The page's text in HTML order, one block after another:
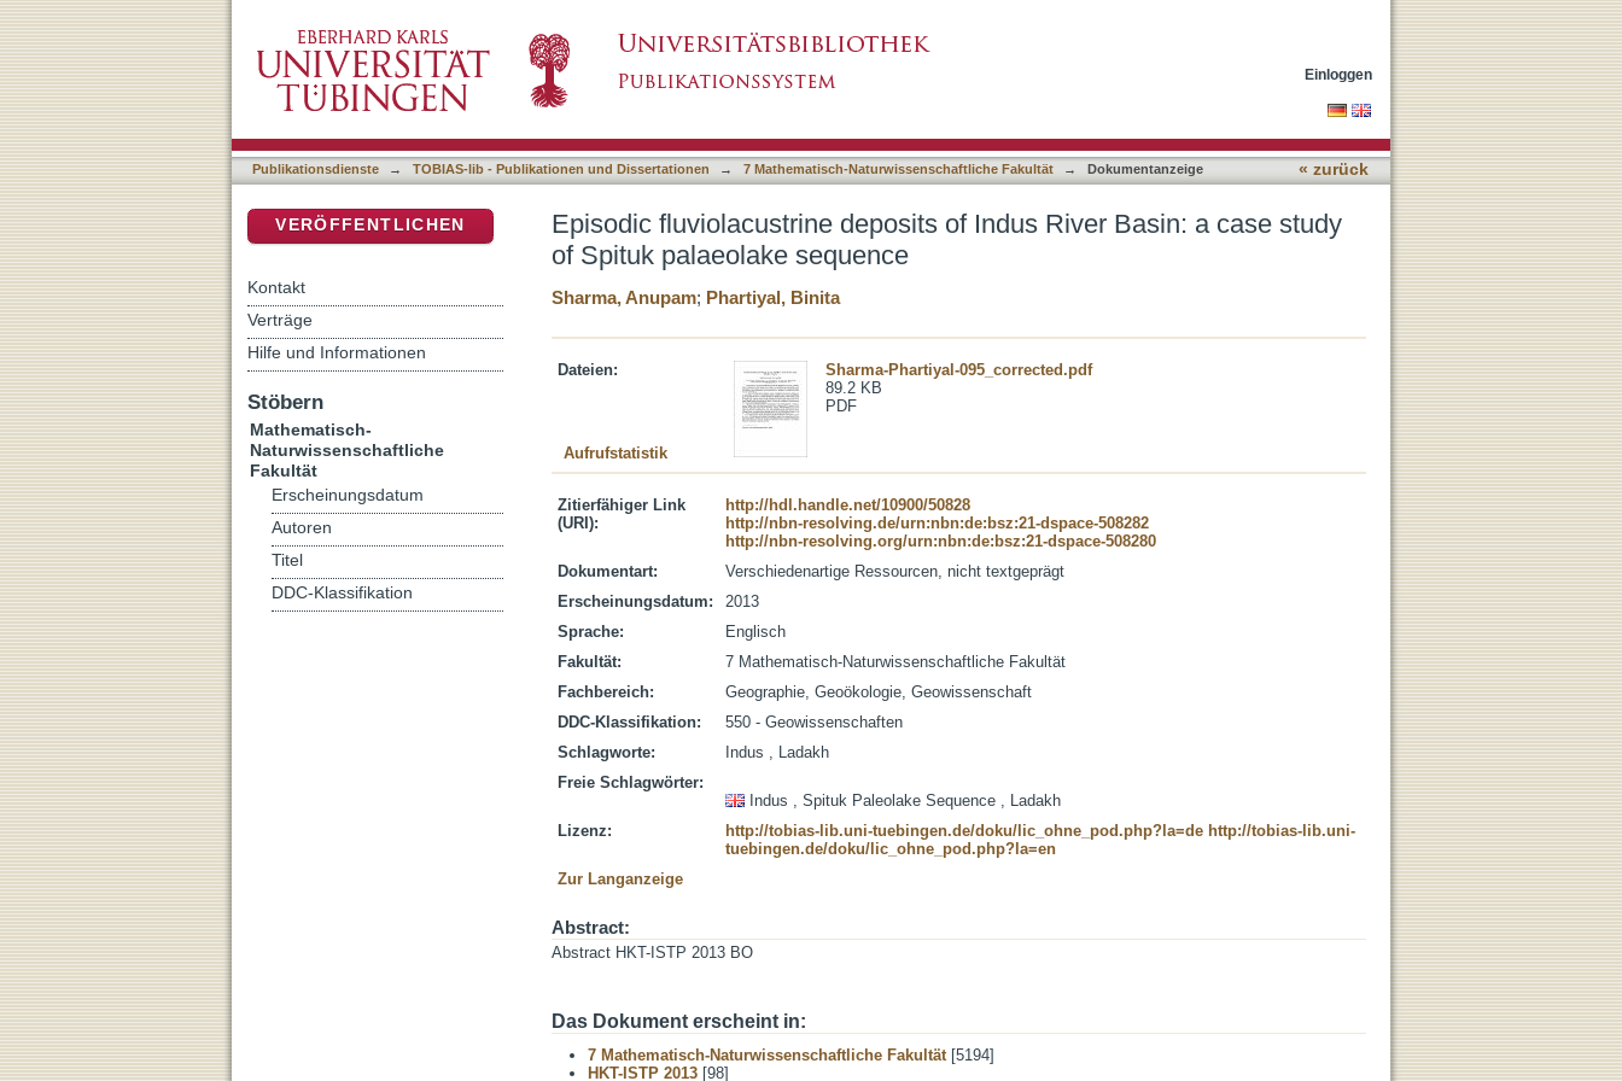
sequence
Einloggen
Publikationsdienste → TOBIAS-lib - Publikationen und Dissertationen → 7 Mathematisch-Naturwissenschaftliche Fakultät → Dokumentanzeige « zurück
Episodic fluviolacustrine deposits of Indus River Basin: a case study
of Spituk palaeolake sequence
Sharma, Anupam; Phartiyal, Binita
Dateien:
Sharma-Phartiyal-095_corrected.pdf
89.2 KB
PDF
Aufrufstatistik
Zitierfähiger Link
(URI):
http://hdl.handle.net/10900/50828
http://nbn-resolving.de/urn:nbn:de:bsz:21-dspace-508282
http://nbn-resolving.org/urn:nbn:de:bsz:21-dspace-508280
Dokumentart:
Verschiedenartige Ressourcen, nicht textgeprägt
Erscheinungsdatum:
2013
Sprache:
Englisch
Fakultät:
7 Mathematisch-Naturwissenschaftliche Fakultät
Fachbereich:
Geographie, Geoökologie, Geowissenschaft
DDC-Klassifikation:
550 - Geowissenschaften
Schlagworte:
Indus , Ladakh
Freie Schlagwörter:
Indus , Spituk Paleolake Sequence , Ladakh
Lizenz:
http://tobias-lib.uni-tuebingen.de/doku/lic_ohne_pod.php?la=de http://tobias-lib.uni-
tuebingen.de/doku/lic_ohne_pod.php?la=en
Zur Langanzeige
Abstract:
Abstract HKT-ISTP 2013 BO
Das Dokument erscheint in:
7 Mathematisch-Naturwissenschaftliche Fakultät[5194]
HKT-ISTP 2013 [98]
VERÖFFENTLICHEN
Kontakt
Verträge
Hilfe und Informationen
Stöbern
Mathematisch-
Naturwissenschaftliche
Fakultät
Erscheinungsdatum
Autoren
Titel
DDC-Klassifikation